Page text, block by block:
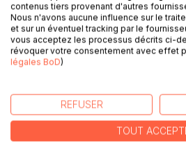
d'années. En observant le
de poils, l'envie lui est venue
des petits et des grands sur les
racontant leur quotidien sous forme
faisant parler. Ce tome 2 est la suite
l'auteur de quatre autres livres
publiés chez BOD
contenus tiers provenant d'autres
Nous n'avons aucune influence sur le
et sur un éventuel tracking par le
vous acceptez les processus décrits ci-
révoquer votre consentement avec effet
légales BoD)
REFUSER
TOUT